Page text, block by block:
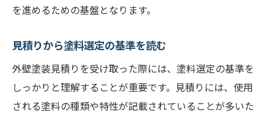
を進めるための基盤となります。
見積りから塗料選定の基準を読む
外壁塗装見積りを受け取った際には、塗料選定の基準を
しっかりと理解することが重要です。見積りには、使用
される塗料の種類や特性が記載されていることが多いた